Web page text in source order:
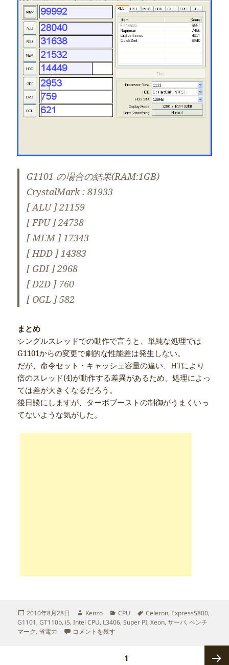
G1101 の場合の結果(RAM:1GB)
CrystalMark : 81933
[ ALU ] 21159
[ FPU ] 24738
[ MEM ] 17343
[ HDD ] 14383
[ GDI ] 2968
[ D2D ] 760
[ OGL ] 582
まとめ
シングルスレッドでの動作で言うと、単純な処理では
G1101からの変更で劇的な性能差は発生しない。
だが、命令セット・キャッシュ容量の違い、HTにより
倍のスレッド(4)が動作する差異があるため、処理によっ
ては差が大きくなるだろう。
後日談にしますが、ターボブーストの制御がうまくいっ
てないような気がした。
投
稿
日:
2010年8月28日
作
成
者
Kenzo
カ
テ
CPU
タ
グ
Celeron, Express5800,
G1101,GT110b, i5,Intel CPU, L3406,Super PI,Xeon,サーバ,ベンチ
マーク,省電力 Xeon L3406 のベンチマークテスト[WinXP編] に
コメントを残す
1